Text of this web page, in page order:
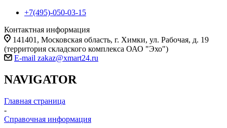
+7(495)-050-03-15
Контактная информация
141401, Московская область, г. Химки, ул. Рабочая, д. 19
(территория складского комплекса ОАО "Эхо")
E-mail zakaz@xmart24.ru
NAVIGATOR
Главная страница
-
Справочная информация